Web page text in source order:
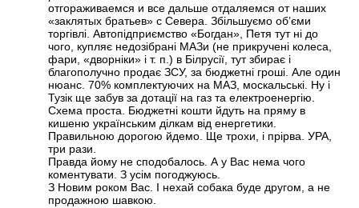
отгораживаемся и все дальше отдаляемся от наших
«заклятых братьев» с Севера. Збільшуємо об’єми
торгівлі. Автопідприємство «Богдан», Петя тут ні до
чого, купляє недозібрані МАЗи (не прикручені колеса,
фари, «дворніки» і т. п.) в Білрусії, тут збирає і
благополучно продає ЗСУ, за бюджетні гроші. Але один
нюанс. 70% комплектуючих на МАЗ, москальські. Ну і
Тузік ще забув за дотації на газ та електроенергію.
Схема проста. Бюджетні кошти йдуть на пряму в
кишеню українським ділкам від енергетики.
Правильною дорогою йдемо. Ще трохи, і прірва. УРА,
три рази.
Правда йому не сподобалось. А у Вас нема чого
коментувати. З усім погоджуюсь.
З Новим роком Вас. І нехай собака буде другом, а не
продажною шавкою.